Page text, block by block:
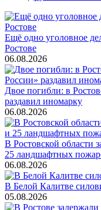
Ещё одно уголовное
Ростове
06.08.2026
Двое погибли: в
раздавил иномарку
06.08.2026
В Ростовской области
25 ландшафтных
06.08.2026
В Белой Калитве
05.08.2026